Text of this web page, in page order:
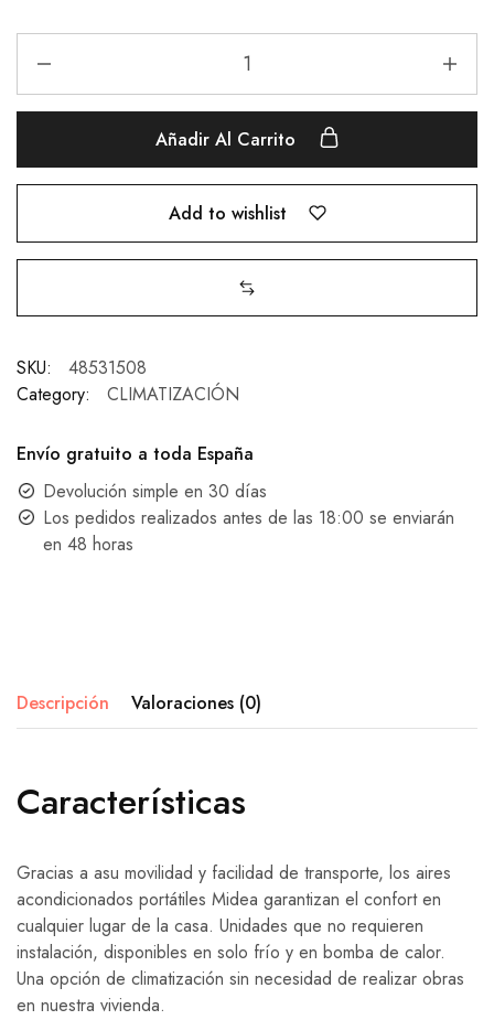
Añadir Al Carrito
Add to wishlist
SKU:
48531508
Category:
CLIMATIZACIÓN
Envío gratuito a toda España
Devolución simple en 30 días
Los pedidos realizados antes de las 18:00 se enviarán
en 48 horas
Descripción Valoraciones (0)
Características
Gracias a asu movilidad y facilidad de transporte, los aires
acondicionados portátiles Midea garantizan el confort en
cualquier lugar de la casa. Unidades que no requieren
instalación, disponibles en solo frío y en bomba de calor.
Una opción de climatización sin necesidad de realizar obras
en nuestra vivienda.